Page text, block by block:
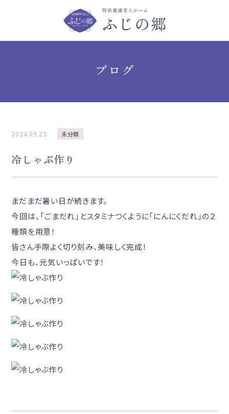
ブログ
2024.09.23 未分類
冷しゃぶ作り
まだまだ暑い日が続きます。
今回は、「ごまだれ」とスタミナつくように「にんにくだれ」の２
種類を用意！
皆さん手際よく切り刻み、美味しく完成！
今日も、元気いっぱいです！